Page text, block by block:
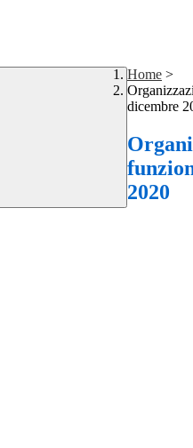
Home >
dicembre
2020